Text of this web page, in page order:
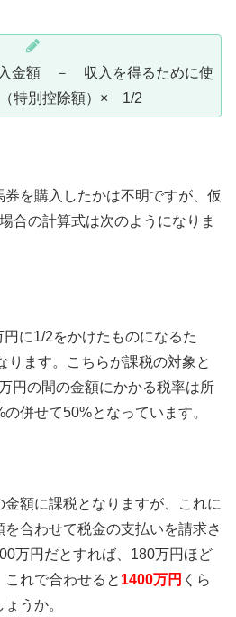
金額 － 収入を得るために使
特別控除額）× 1/2
券を購入したかは不明ですが、仮
合の計算式は次のようになりま
に1/2をかけたものになるた
ります。こちらが課税の対象と
円の間の金額にかかる税率は所
併せて50%となっています。
額に課税となりますが、これに
合わせて税金の支払いを請求さ
万円だとすれば、180万円ほど
れで合わせると 1400万円 くら
うか。